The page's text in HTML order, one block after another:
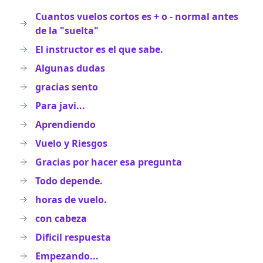
Cuantos vuelos cortos es + o - normal antes
de la "suelta"
El instructor es el que sabe.
Algunas dudas
gracias sento
Para javi...
Aprendiendo
Vuelo y Riesgos
Gracias por hacer esa pregunta
Todo depende.
horas de vuelo.
con cabeza
Dificil respuesta
Empezando...